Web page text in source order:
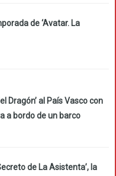
de ‘Avatar. La
Dragón’ al País Vasco con
a bordo de un barco
de La Asistenta’, la